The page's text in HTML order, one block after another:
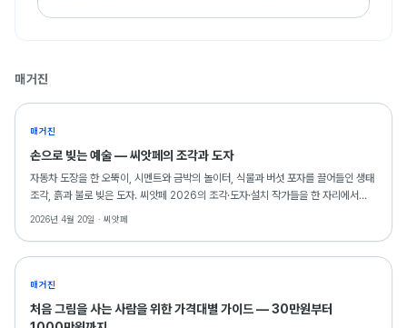
매거진
매거진
손으로 빚는 예술 — 씨앗페의 조각과 도자
자동차 도장을 한 오뚝이, 시멘트와 금박의 놀이터, 식물과 버섯 포자를 끌어들인 생태
조각, 흙과 불로 빚은 도자. 씨앗페 2026의 조각·도자·설치 작가들을 한 자리에서
소개합니다.
2026년 4월 20일 · 씨앗페
매거진
처음 그림을 사는 사람을 위한 가격대별 가이드 — 30만원부터